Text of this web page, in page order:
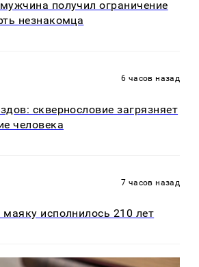
получил ограничение
незнакомца
6 часов назад
сквернословие загрязняет
человека
7 часов назад
исполнилось 210 лет